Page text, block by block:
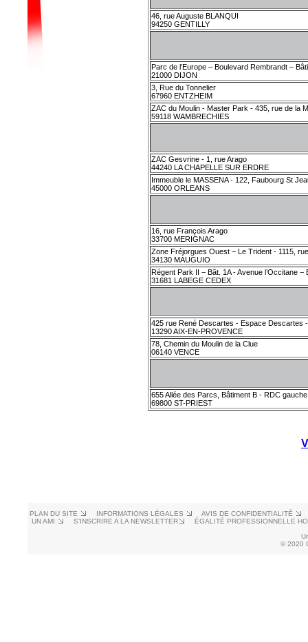
46, rue Auguste BLANQUI
94250 GENTILLY
Parc de l’Europe – Boulevard Rembrandt –
21000 DIJON
3, Rue du Tonnelier
67960 ENTZHEIM
ZAC du Moulin - Master Park - 435, rue de la
59118 WAMBRECHIES
ZAC Gesvrine - 1, rue Arago
44240 LA CHAPELLE SUR ERDRE
Immeuble le MASSENA - 122, Faubourg St
45000 ORLEANS
16, rue François Arago
33700 MERIGNAC
Zone Fréjorgues Ouest − Le Trident - 1115,
34130 MAUGUIO
Régent Park II − Bât. 1A - Avenue l’Occitane −
31681 LABEGE CEDEX
425 rue René Descartes - Espace Descartes
13290 AIX-EN-PROVENCE
78, Chemin du Moulin de la Clue
06140 VENCE
655 Allée des Parcs, Bâtiment B - RDC gauche
69800 ST-PRIEST
PLAN DU SITE INFORMATIONS LÉGALES
AVIS DE CONFIDENTIALITÉ
UN AMI
S’INSCRIRE A LA NEWSLETTER
ÉGALITÉ PROFESSIONNELLE
© 2020